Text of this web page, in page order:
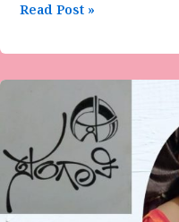
Read Post »